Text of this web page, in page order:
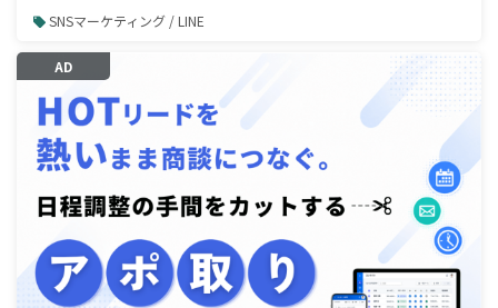
SNSマーケティング / LINE
AD